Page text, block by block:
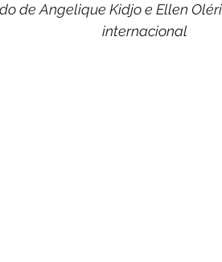
de Angelique Kidjo e Ellen
internacional